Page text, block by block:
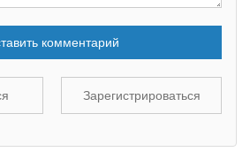
комментарий
Зарегистрироваться